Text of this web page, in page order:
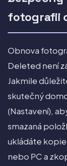
fotografii
Obnova
Deleted není
Jakmile
skutečný
(Nastavení),
smazaná
ukládáte
nebo PC a